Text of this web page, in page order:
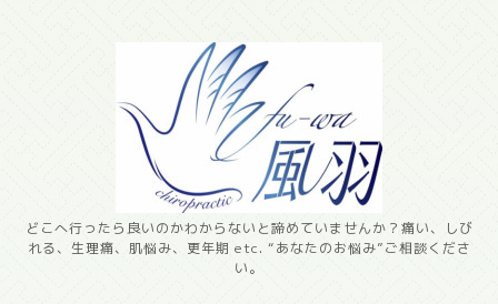
どこへ行ったら良いのかわからないと諦めていませんか？痛い、しび
れる、生理痛、肌悩み、更年期 etc. “あなたのお悩み”ご相談くださ
い。